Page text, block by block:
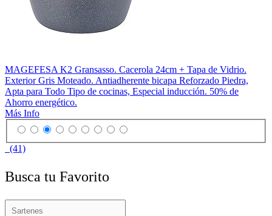
MAGEFESA K2 Gransasso. Cacerola 24cm + Tapa de Vidrio.
Exterior Gris Moteado. Antiadherente bicapa Reforzado Piedra,
Apta para Todo Tipo de cocinas, Especial inducción. 50% de
Ahorro energético.
Más Info
(41)
Busca tu Favorito